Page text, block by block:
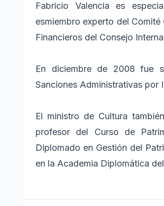
Fabricio Valencia es
esmiembro experto del
Financieros del Consejo
En diciembre de 2008 fue
Sanciones Administrativas por
El ministro de Cultura
profesor del Curso de
Diplomado en Gestión del
en la Academia Diplomática